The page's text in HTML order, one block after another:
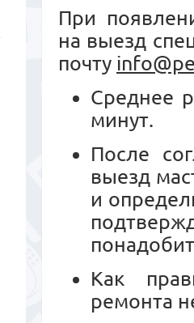
При
на выезд
почту
Среднее
минут.
После
выезд
и
Как
ремонта